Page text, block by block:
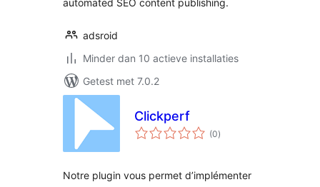
automated SEO content publishing.
adsroid
Minder dan 10 actieve installaties
Getest met 7.0.2
Clickperf
(0totaal
waarderingen
)
Notre plugin vous permet d’implémenter